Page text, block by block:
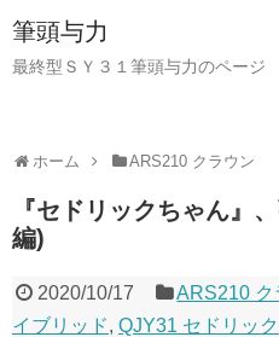
筆頭与力
最終型ＳＹ３１筆頭与力のページ
ホーム ARS210 クラウン
『セドリックちゃん』
編)
2020/10/17 ARS210 ク
イブリッド, QJY31 セドリック